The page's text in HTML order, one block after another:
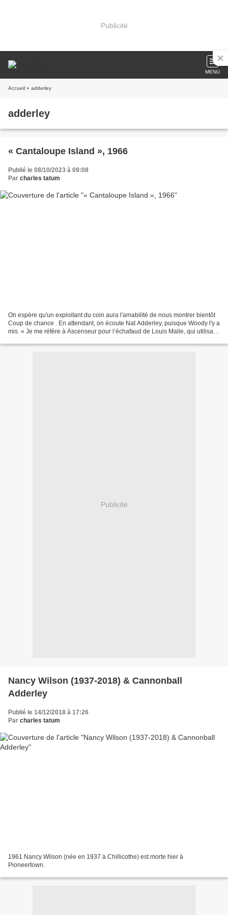
Publicité
MENU
Accueil » adderley
adderley
« Cantaloupe Island », 1966
Publié le 08/10/2023 à 09:08
Par charles tatum
On espère qu'un exploitant du coin aura l'amabilité de nous montrer bientôt
Coup de chance . En attendant, on écoute Nat Adderley, puisque Woody l'y a
mis. « Je me réfère à Ascenseur pour l’échafaud de Louis Malle, qui utilisait
Publicité
Nancy Wilson (1937-2018) & Cannonball
Adderley
Publié le 14/12/2018 à 17:26
Par charles tatum
1961 Nancy Wilson (née en 1937 à Chillicothe) est morte hier à
Pioneertown.